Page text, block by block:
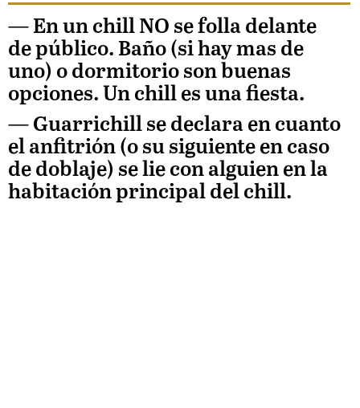
— En un chill NO se folla delante
de público. Baño (si hay mas de
uno) o dormitorio son buenas
opciones. Un chill es una fiesta.
— Guarrichill se declara en cuanto
el anfitrión (o su siguiente en caso
de doblaje) se lie con alguien en la
habitación principal del chill.